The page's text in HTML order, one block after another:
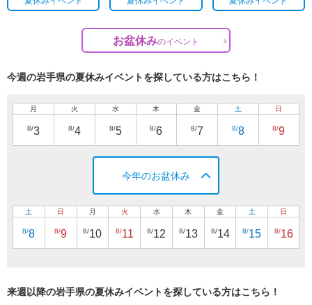
お盆休みのイベント
今週の岩手県の夏休みイベントを探している方はこちら！
月
8/3
火
8/4
水
8/5
木
8/6
金
8/7
土
8/8
日
8/9
今年のお盆休み
土
8/8
日
8/9
月
8/10
火
8/11
水
8/12
木
8/13
金
8/14
土
8/15
日
8/16
来週以降の岩手県の夏休みイベントを探している方はこちら！